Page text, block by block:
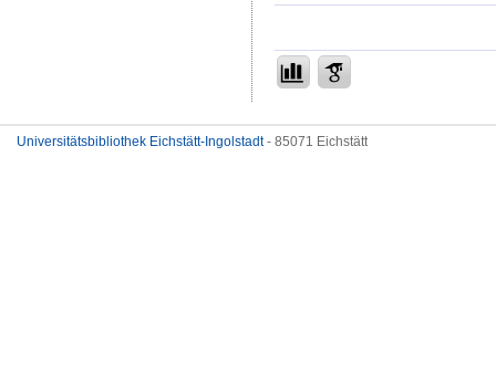
Universitätsbibliothek Eichstätt-Ingolstadt- 85071 Eichstätt